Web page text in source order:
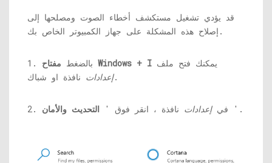
قد يؤدي تشغيل مستكشف أخطاء الصوت ومصلحها إلى
إصلاح هذه المشكلة على جهاز الكمبيوتر الخاص بك.
1. بالضغط مفتاح Windows + I يمكنك فتح ملف
إعداداتنافذة او شباك.
2. فيإعدادات نافذة ، انقر فوق ' التحديث والأمان '.